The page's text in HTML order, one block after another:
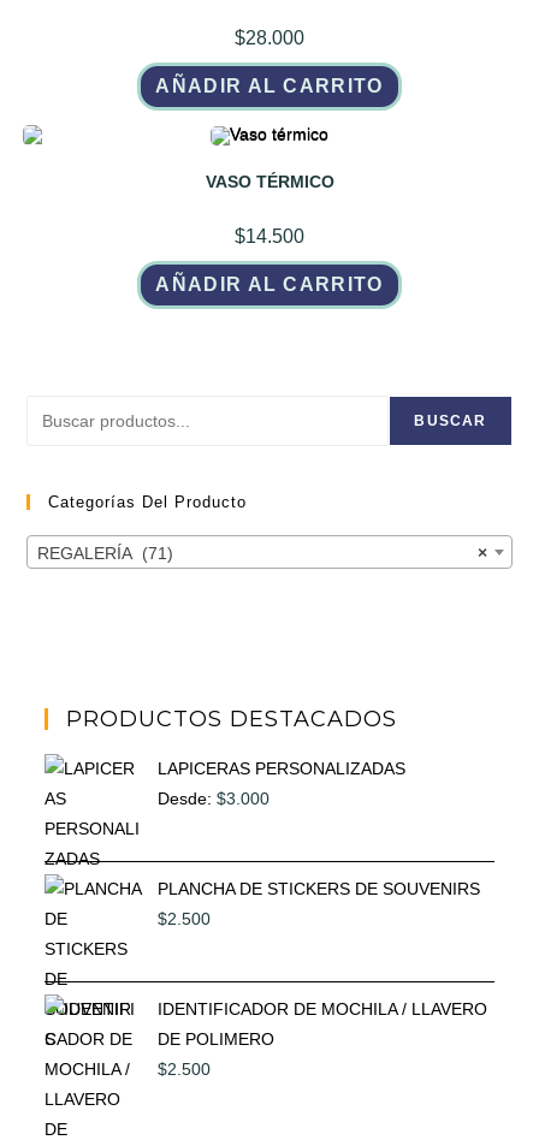
$28.000
AÑADIR AL CARRITO
VASO TÉRMICO
$14.500
AÑADIR AL CARRITO
BUSCAR
Categorías Del Producto
×
REGALERÍA (71)
PRODUCTOS DESTACADOS
LAPICERAS PERSONALIZADAS
Desde:$3.000
PLANCHA DE STICKERS DE SOUVENIRS
$2.500
IDENTIFICADOR DE MOCHILA / LLAVERO
DE POLIMERO
$2.500